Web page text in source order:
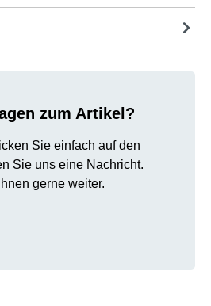
zum Artikel?
Sie einfach auf den
Sie uns eine Nachricht.
gerne weiter.